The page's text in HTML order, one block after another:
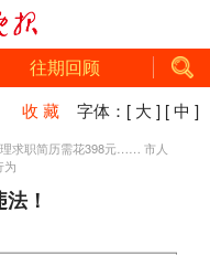
往期回顾
收 藏 字体： [ 大 ] [ 中 ]
求职简历需花398元…… 市人
为
！